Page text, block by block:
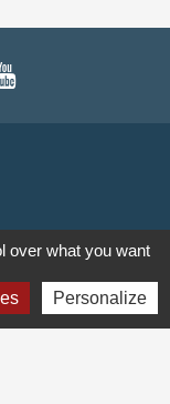
over what you want
Personalize